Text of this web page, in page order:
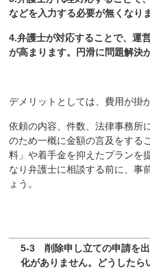
などを入力する必要が無くなり
4.弁護士が対応することで、運
が高まります。円滑に問題解決
デメリットとしては、費用が掛
依頼の内容、件数、法律事務所
のため一概に金額の言及をする
料」や着手金を抑えたプランを
なり弁護士に相談する前に、事
ょう。
5-3 削除申し立ての申請を
化がありません。どうしたら